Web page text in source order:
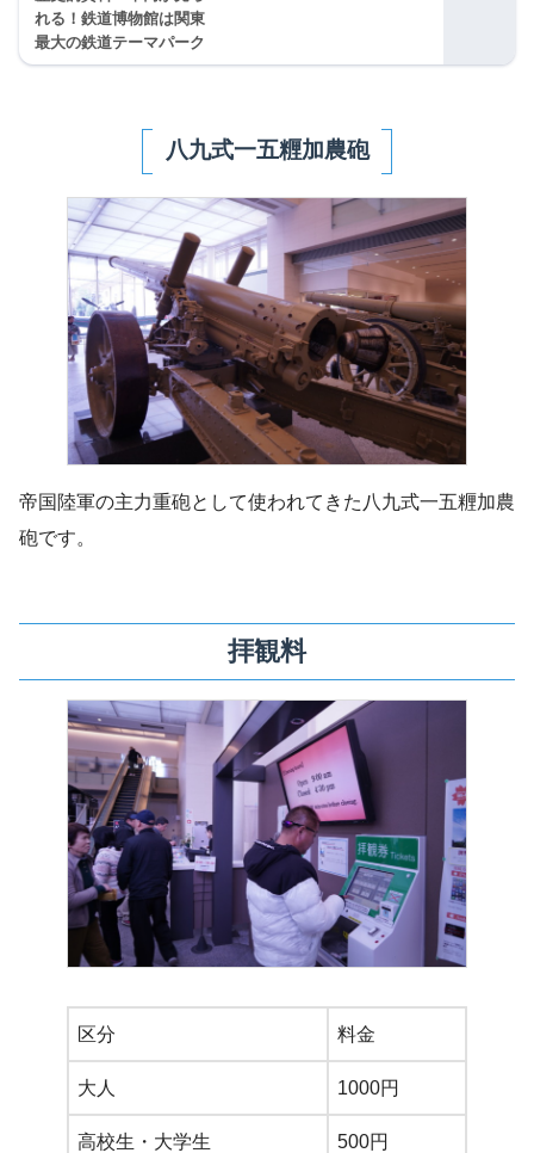
れる！鉄道博物館は関東
最大の鉄道テーマパーク
八九式一五糎加農砲
帝国陸軍の主力重砲として使われてきた八九式一五糎加農
砲です。
拝観料
区分 料金
大人 1000円
高校生・大学生 500円